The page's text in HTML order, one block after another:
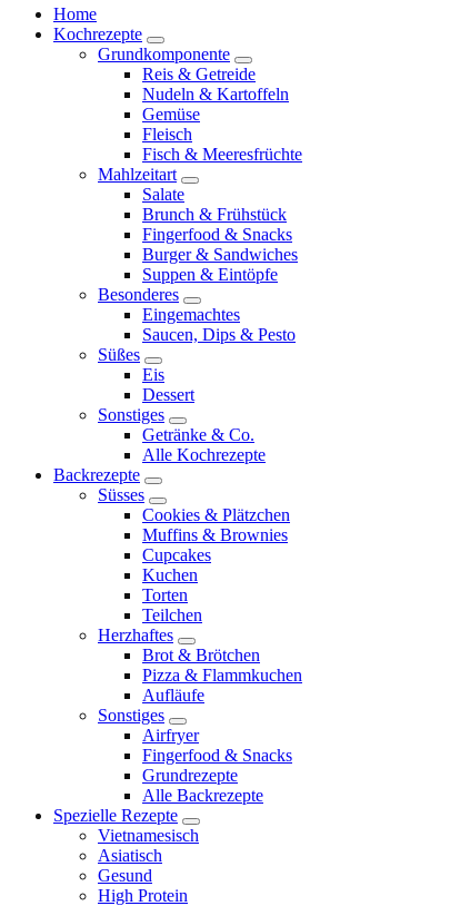
Home
Kochrezepte
expand
child
menu
Grundkomponente
expand
child
menu
Reis & Getreide
Nudeln & Kartoffeln
Gemüse
Fleisch
Fisch & Meeresfrüchte
Mahlzeitart
expand
child
menu
Salate
Brunch & Frühstück
Fingerfood & Snacks
Burger & Sandwiches
Suppen & Eintöpfe
Besonderes
expand
child
menu
Eingemachtes
Saucen, Dips & Pesto
Süßes
expand
child
menu
Eis
Dessert
Sonstiges
expand
child
menu
Getränke & Co.
Alle Kochrezepte
Backrezepte
expand
child
menu
Süsses
expand
child
menu
Cookies & Plätzchen
Muffins & Brownies
Cupcakes
Kuchen
Torten
Teilchen
Herzhaftes
expand
child
menu
Brot & Brötchen
Pizza & Flammkuchen
Aufläufe
Sonstiges
expand
child
menu
Airfryer
Fingerfood & Snacks
Grundrezepte
Alle Backrezepte
Spezielle Rezepte
expand
child
Vietnamesisch
Asiatisch
Gesund
High Protein